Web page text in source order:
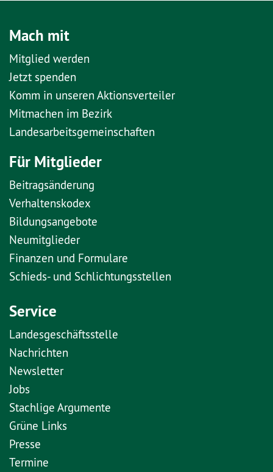
Mach mit
Mitglied werden
Jetzt spenden
Komm in unseren Aktionsverteiler
Mitmachen im Bezirk
Landesarbeitsgemeinschaften
Für Mitglieder
Beitragsänderung
Verhaltenskodex
Bildungsangebote
Neumitglieder
Finanzen und Formulare
Schieds- und Schlichtungsstellen
Service
Landesgeschäftsstelle
Nachrichten
Newsletter
Jobs
Stachlige Argumente
Grüne Links
Presse
Termine